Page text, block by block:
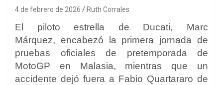
4 de febrero de 2026 Ruth Corrales
El piloto estrella de Ducati, Marc
Márquez, encabezó la primera jornada de
pruebas oficiales de pretemporada de
MotoGP en Malasia, mientras que un
accidente dejó fuera a Fabio Quartararo de